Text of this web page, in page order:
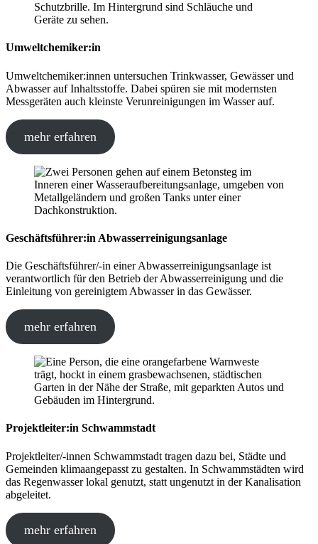
Umweltchemiker:in
Umweltchemiker:innen untersuchen Trinkwasser, Gewässer und
Abwasser auf Inhaltsstoffe. Dabei spüren sie mit modernsten
Messgeräten auch kleinste Verunreinigungen im Wasser auf.
mehr erfahren
Geschäftsführer:in Abwasserreinigungsanlage
Die Geschäftsführer/-in einer Abwasserreinigungsanlage ist
verantwortlich für den Betrieb der Abwasserreinigung und die
Einleitung von gereinigtem Abwasser in das Gewässer.
mehr erfahren
Projektleiter:in Schwammstadt
Projektleiter/-innen Schwammstadt tragen dazu bei, Städte und
Gemeinden klimaangepasst zu gestalten. In Schwammstädten wird
das Regenwasser lokal genutzt, statt ungenutzt in der Kanalisation
abgeleitet.
mehr erfahren